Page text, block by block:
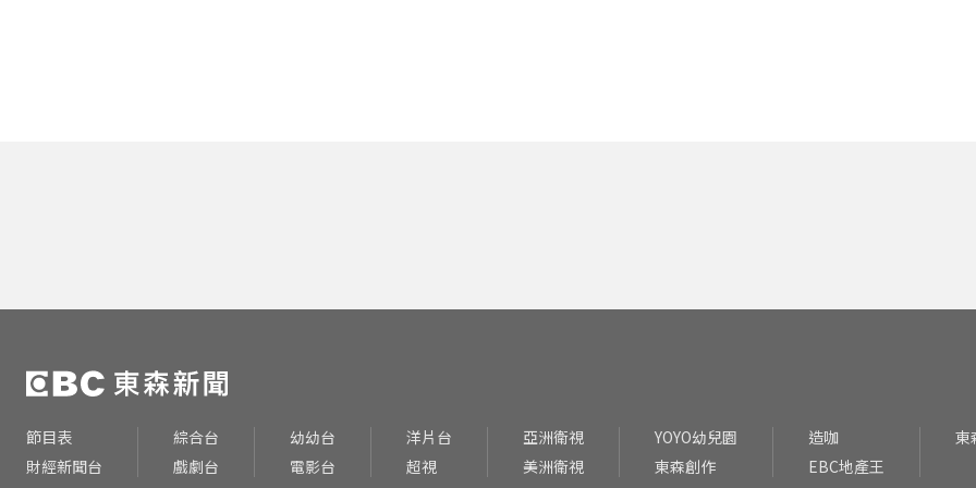
節目表
財經新聞台
綜合台
戲劇台
幼幼台
電影台
洋片台
超視
亞洲衛視
美洲衛視
YOYO幼兒園
東森創作
造咖
EBC地產王
東